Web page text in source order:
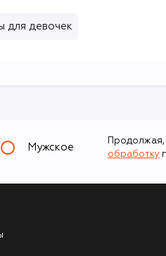
для девочек
Мужское
обработку